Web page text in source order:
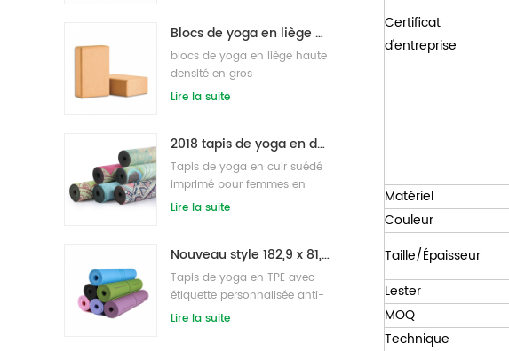
Blocs de yoga en liège naturel 4 x 6 x 9 pouces briques naturelles antidérapantes en gros
blocs de yoga en liège haute
densité en gros
Lire la suite
2018 tapis de yoga en daim imprimés personnalisés en caoutchouc naturel de mode en gros
Tapis de yoga en cuir suédé
imprimé pour femmes en
caoutchouc naturel
Lire la suite
Nouveau style 182,9 x 81,3 cm non toxique, sans latex, sans PVC - Tapis de yoga 100 % TPE.
Tapis de yoga en TPE avec
étiquette personnalisée anti-
dérapante haute densité en
Lire la suite
Certificat
d'entreprise
Matériel
Couleur
Taille/Épaisseur
Lester
MOQ
Technique